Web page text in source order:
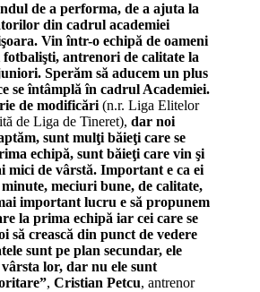
de a performa, de a ajuta la
din cadrul academiei
Vin într-o echipă de oameni
fotbalişti, antrenori de calitate la
Sperăm să aducem un plus
se întâmplă în cadrul Academiei.
de modificări (n.r. Liga Elitelor
de Liga de Tineret), dar noi
sunt mulţi băieţi care se
echipă, sunt băieţi care vin şi
mici de vârstă. Important e ca ei
minute, meciuri bune, de calitate,
important lucru e să propunem
la prima echipă iar cei care se
să crească din punct de vedere
sunt pe plan secundar, ele
lor, dar nu ele sunt
, Cristian Petcu, antrenor